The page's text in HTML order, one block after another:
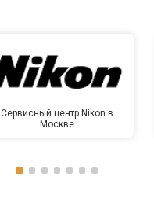
Сервисный центр Nikon в
Москве